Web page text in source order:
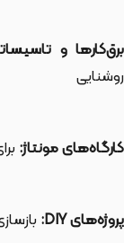
برق‌کارها و
روشنایی
کارگاه‌های مونتاژ:
پروژه‌های DIY: